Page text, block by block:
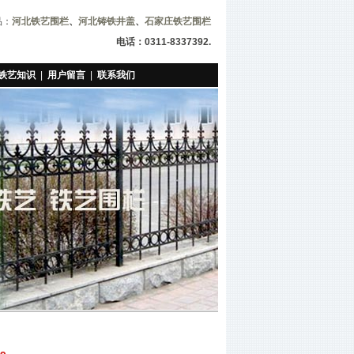
河北铁艺围栏、 河北铸铁井盖、 石家庄铁艺围栏
电话：0311-8337392.
艺知识| 用户留言| 联系我们